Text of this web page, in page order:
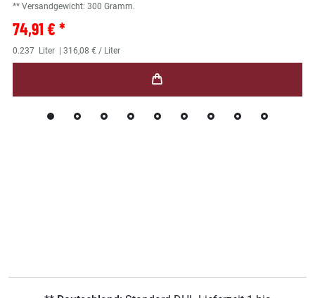
** Versandgewicht: 300 Gramm.
74,91 € *
0.237 Liter | 316,08 € / Liter